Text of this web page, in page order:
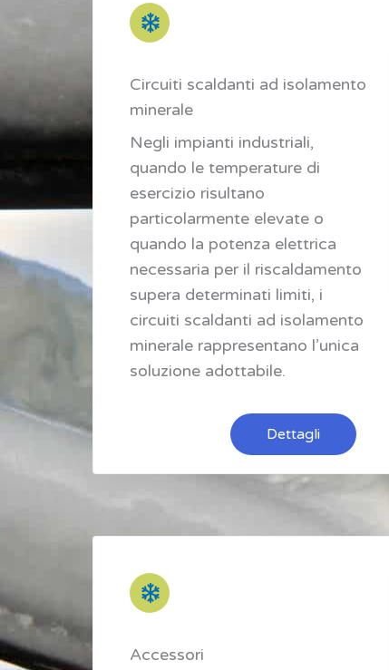
Circuiti scaldanti ad isolamento
minerale
Negli impianti industriali,
quando le temperature di
esercizio risultano
particolarmente elevate o
quando la potenza elettrica
necessaria per il riscaldamento
supera determinati limiti, i
circuiti scaldanti ad isolamento
minerale rappresentano l’unica
soluzione adottabile.
Dettagli
Accessori